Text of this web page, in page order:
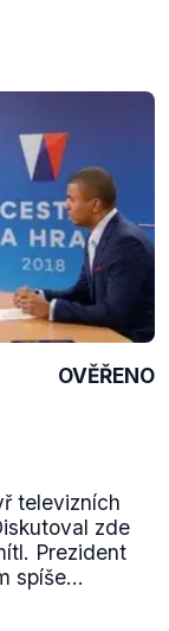
OVĚŘENO
televizních
zde
Prezident
spíše...